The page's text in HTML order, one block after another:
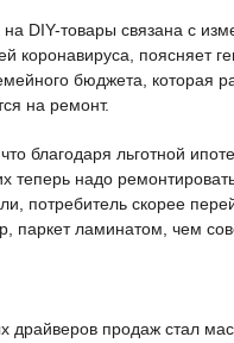
на DIY-товары связана с
коронавируса, поясняет
бюджета, которая
на ремонт.
благодаря льготной
теперь надо
потребитель скорее
паркет ламинатом, чем
драйверов продаж стал